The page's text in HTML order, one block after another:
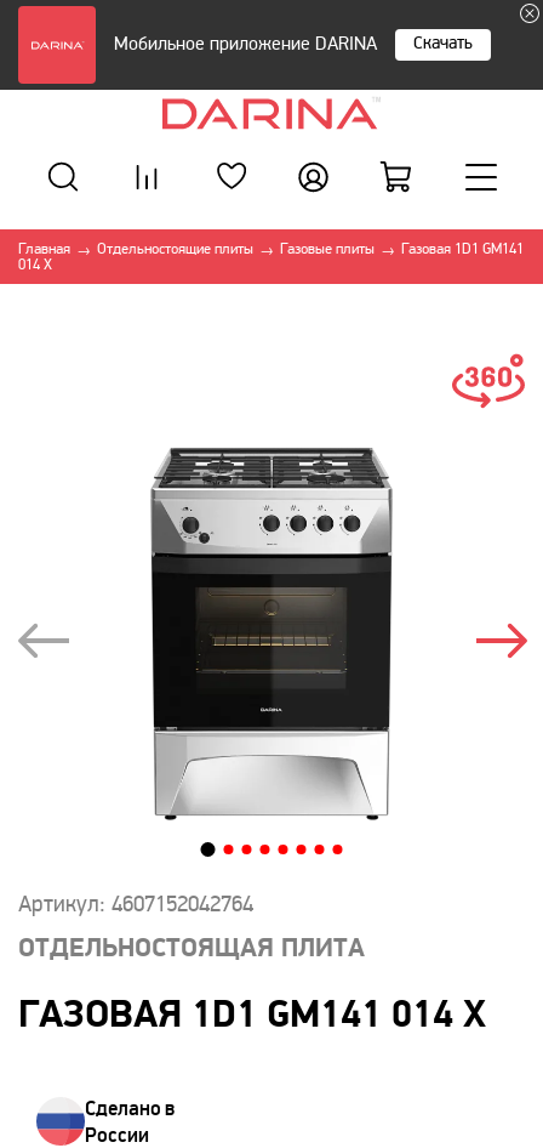
Мобильное приложение DARINA Скачать
Главная → Отдельностоящие плиты → Газовые плиты →
Газовая 1D1 GM141
014 X
Артикул: 4607152042764
ОТДЕЛЬНОСТОЯЩАЯ ПЛИТА
ГАЗОВАЯ 1D1 GM141 014 X
Сделано в
России